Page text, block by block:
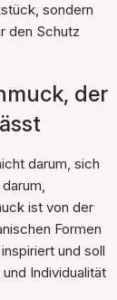
sondern
den Schutz
der
darum, sich
ist von der
Formen
und soll
Individualität